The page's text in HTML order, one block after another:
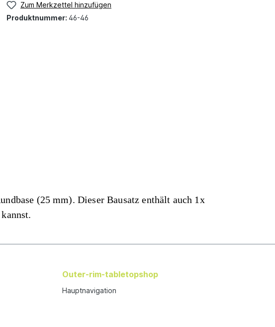
Zum Merkzettel hinzufügen
Produktnummer: 46-46
(25 mm). Dieser Bausatz enthält auch 1x
Outer-rim-tabletopshop
Hauptnavigation